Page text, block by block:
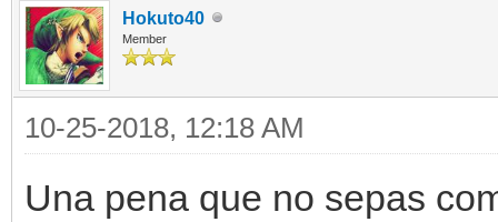
Hokuto40
Member
10-25-2018, 12:18 AM
Una pena que no sepas